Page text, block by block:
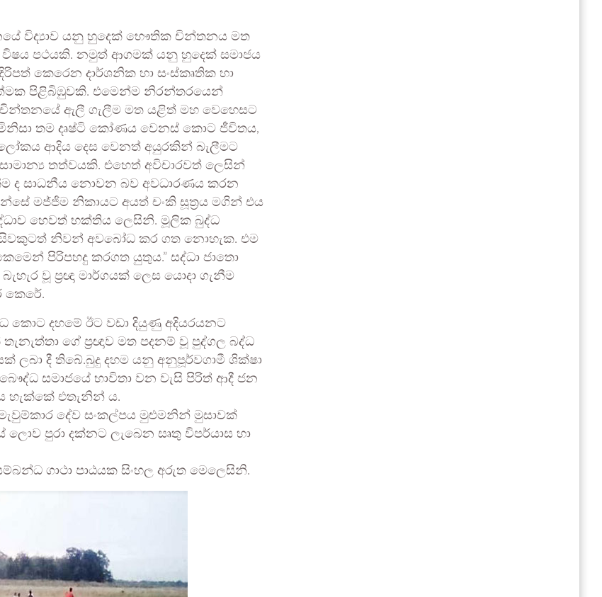
විද්‍යාව යනු හුදෙක් භෞතික චින්තනය මත
විෂය පථයකි. නමුත් ආගමක් යනු හුදෙක් සමාජය
කෙරෙන දාර්ශනික හා සංස්කෘතික හා
පිළිබිඹුවකි. එමෙන්ම නිරන්තරයෙන්
ඇලී ගැලීම මත යළිත් මහ වෙහෙසට
තම දෘෂ්ටි කෝණය වෙනස් කොට ජීවිතය,
ලෝකය ආදිය දෙස වෙනත් අයුරකින් බැලීමට
තත්වයකි. එහෙත් අවිචාරවත් ලෙසින්
ද සාධනීය නොවන බව අවධාරණය කරන
මජ්ජිම නිකායට අයත් චංකි සූත්‍රය මගින් එය
හෙවත් භක්තිය ලෙසිනි. මූලික බුද්ධ
නිවන් අවබෝධ කර ගත නොහැක. එම
පිරිපහදු කරගත යුතුය.” සද්ධා ජාතො
වූ ප්‍රඥා මාර්ගයක් ලෙස යොදා ගැනීම
කෙරේ.
දහමේ ඊට වඩා දියුණු අදියරයනට
ගේ ප්‍රඥාව මත පදනම් වූ පුද්ගල බද්ධ
ලබා දී තිබේ.බුදු දහම යනු අනුපූර්වගාමී ශික්ෂා
සමාජයේ භාවිතා වන වැසි පිරිත් ආදී ජන
හැක්කේ එතැනින් ය.
දේව සංකල්පය මුළුමනින් මුසාවක්
පුරා දක්නට ලැබෙන සෘතු විපර්යාස හා
ගාථා පාඨයක සිංහල අරුත මෙලෙසිනි.